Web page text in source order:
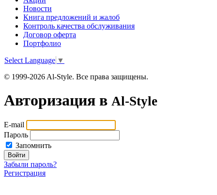
Новости
Книга предложений и жалоб
Контроль качества обслуживания
Договор оферта
Портфолио
Select Language ▼
© 1999-2026 Al-Style. Все права защищены.
Авторизация в Al-Style
E-mail
Пароль
Запомнить
Войти
Забыли пароль?
Регистрация